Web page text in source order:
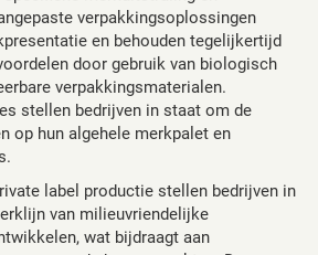
verpakkingsoplossingen
en behouden tegelijkertijd
door gebruik van biologisch
verpakkingsmaterialen.
stellen bedrijven in staat om de
op hun algehele merkpalet en
label productie stellen bedrijven in
van milieuvriendelijke
wat bijdraagt aan